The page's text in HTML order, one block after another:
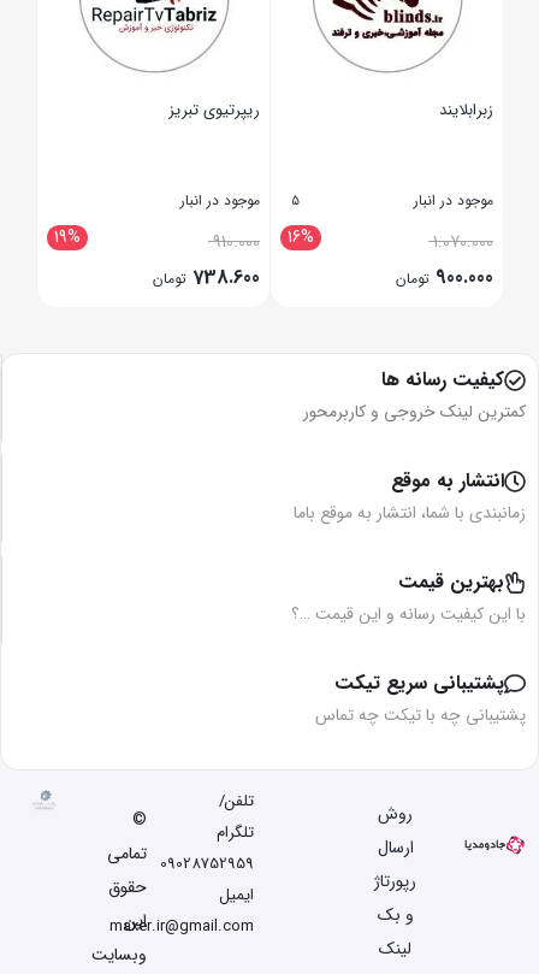
زبرابلایند
موجود در انبار 5
16% 1.070.000
900.000 تومان
ریپرتیوی تبریز
موجود در انبار
19% 910.000
738.600 تومان
کیفیت رسانه ها
کمترین لینک خروجی و کاربرمحور
انتشار به موقع
زمانبندی با شما، انتشار به موقع باما
بهترین قیمت
با این کیفیت رسانه و این قیمت …؟
پشتیبانی سریع تیکت
پشتیبانی چه با تیکت چه تماس
روش
ارسال
رپورتاژ
و بک
لینک
تلفن/
تلگرام
09028752959
ایمیل
maxer.ir@gmail.com
©
تمامی
حقوق
این
وبسایت